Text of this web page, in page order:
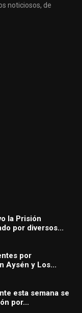
noticiosos, de
la Prisión
por diversos...
por
Aysén y Los...
esta semana se
por...